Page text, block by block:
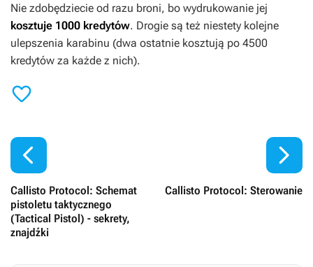
Nie zdobędziecie od razu broni, bo wydrukowanie jej
kosztuje 1000 kredytów. Drogie są też niestety kolejne
ulepszenia karabinu (dwa ostatnie kosztują po 4500
kredytów za każde z nich).


Callisto Protocol: Schemat
pistoletu taktycznego
(Tactical Pistol) - sekrety,
znajdźki
Callisto Protocol: Sterowanie
